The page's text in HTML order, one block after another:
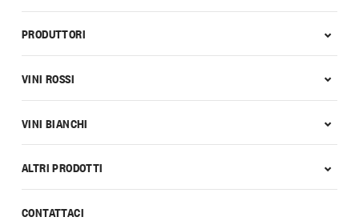
CONTATTACI
PRODUTTORI
VINI ROSSI
VINI BIANCHI
ALTRI PRODOTTI